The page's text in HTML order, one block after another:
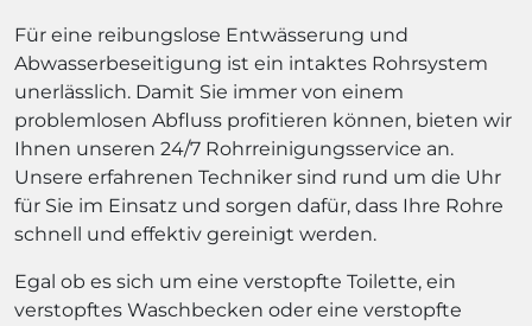
Für eine reibungslose Entwässerung und
Abwasserbeseitigung ist ein intaktes Rohrsystem
unerlässlich. Damit Sie immer von einem
problemlosen Abfluss profitieren können, bieten wir
Ihnen unseren 24/7 Rohrreinigungsservice an.
Unsere erfahrenen Techniker sind rund um die Uhr
für Sie im Einsatz und sorgen dafür, dass Ihre Rohre
schnell und effektiv gereinigt werden.
Egal ob es sich um eine verstopfte Toilette, ein
verstopftes Waschbecken oder eine verstopfte